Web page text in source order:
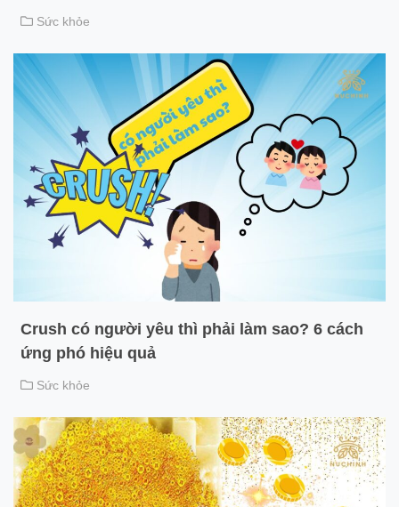
Sức khỏe
Crush có người yêu thì phải làm sao? 6 cách
ứng phó hiệu quả
Sức khỏe